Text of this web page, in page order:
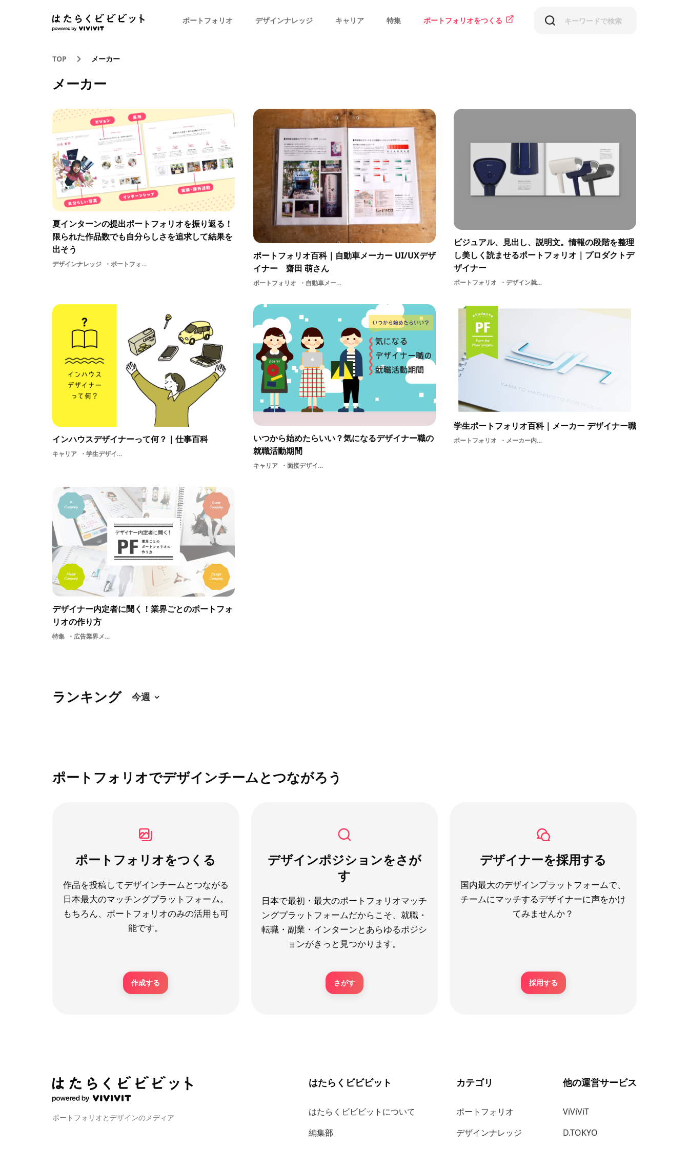
ポートフォリオ デザインナレッジ キャリア 特集 ポートフォリオをつくる
TOP メーカー
メーカー
夏インターンの提出ポートフォリオを振り返る！
限られた作品数でも自分らしさを追求して結果を
出そう
デザインナレッジ ポートフォリオサマーインターンUIUXデザイナーメーカー面接対策
ポートフォリオ百科｜自動車メーカー UI/UXデザ
イナー 齋田 萌さん
ポートフォリオ 自動車メーカーデザイン就活メーカー内定者学生
ビジュアル、見出し、説明文。情報の段階を整理
し美しく読ませるポートフォリオ｜プロダクトデ
ザイナー
ポートフォリオ デザイン就活プロダクトプロダクトデザイナー電機メーカー3Dメーカー
インハウスデザイナーって何？｜仕事百科
キャリア 学生デザイン就活インハウスデザイナーインハウスメーカー
いつから始めたらいい？気になるデザイナー職の
就職活動期間
キャリア 面接デザイナー職の就職活動期間就活メーカー学生
学生ポートフォリオ百科｜メーカー デザイナー職
ポートフォリオ メーカー内定者学生学生ポートフォリオ百科デザイン就活プロダクト
デザイナー内定者に聞く！業界ごとのポートフォ
リオの作り方
特集 広告業界メーカー内定者ポートフォリオの作り方
ランキング
ポートフォリオでデザインチームとつながろう
ポートフォリオをつくる
作品を投稿してデザインチームとつながる
日本最大のマッチングプラットフォーム。
もちろん、ポートフォリオのみの活用も可
能です。
作成する
デザインポジションをさが
す
日本で最初・最大のポートフォリオマッチ
ングプラットフォームだからこそ、就職・
転職・副業・インターンとあらゆるポジシ
ョンがきっと見つかります。
さがす
デザイナーを採用する
国内最大のデザインプラットフォームで、
チームにマッチするデザイナーに声をかけ
てみませんか？
採用する
ポートフォリオとデザインのメディア
はたらくビビビット
はたらくビビビットについて
編集部
カテゴリ
ポートフォリオ
デザインナレッジ
他の運営サービス
ViViViT
D.TOKYO